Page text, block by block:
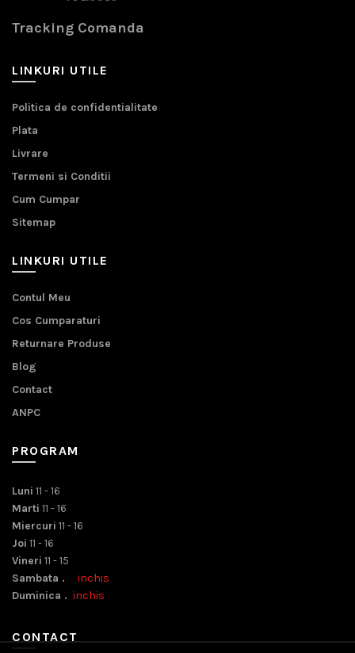
Tracking Comanda
LINKURI UTILE
Politica de confidentialitate
Plata
Livrare
Termeni si Conditii
Cum Cumpar
Sitemap
LINKURI UTILE
Contul Meu
Cos Cumparaturi
Returnare Produse
Blog
Contact
ANPC
PROGRAM
Luni 11 - 16
Marti 11 - 16
Miercuri 11 - 16
Joi 11 - 16
Vineri 11 - 15
Sambata . inchis
Duminica . inchis
CONTACT